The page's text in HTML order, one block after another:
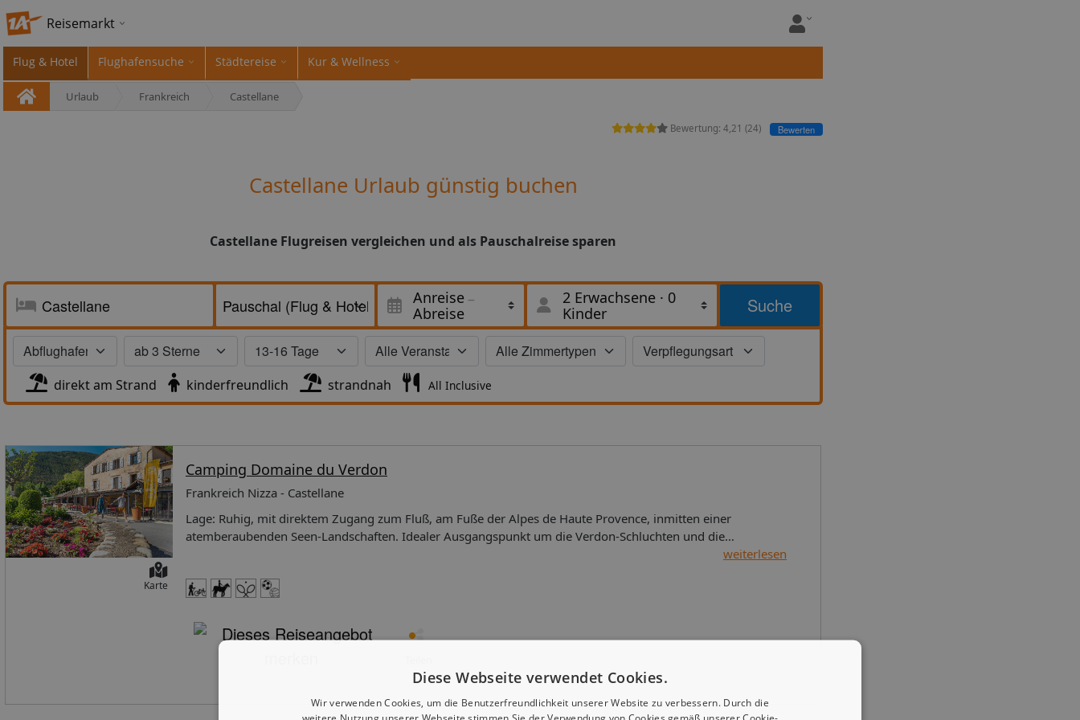
Reisemarkt
Flug & Hotel Flughafensuche Städtereise Kur & Wellness
Urlaub Frankreich Castellane
Bewertung: 4,21 (24) Bewerten
Castellane Urlaub günstig buchen
Castellane Flugreisen vergleichen und als Pauschalreise sparen
Anreise
Abreise
2 Erwachsene · 0
Kinder
Suche
direkt am Strand kinderfreundlich strandnah All Inclusive
Karte
Camping Domaine du Verdon
Frankreich Nizza - Castellane
Lage: Ruhig, mit direktem Zugang zum Fluß, am Fuße der Alpes de Haute Provence, inmitten einer
atemberaubenden Seen-Landschaften. Idealer Ausgangspunkt um die Verdon-Schluchten und die
umliegenden Seen zu entdecken. Nach Castellane ca. 2 km. Ausstattung: Rezeption mit Mietsafes, WLAN-
Kinderbecken Unterbringung: Wohnraum mit Tisch und Stühle, Küchenzeile (4 Gaskochfelder oder E-
Gartenmöbel, Liegestühlen, Wäscheständer 3-Zi.-Mobilheim** (5F): ca. 26 qm, für 1-5 Pers.,
Wohn-/Schlafraum mit Schlafcouch, 1 Zweibettzimmer (ca. 80 x 190cm) , 1 Doppelzimmer (140 x 190 cm).
(ca. 80 x 190cm) , 1 Doppelzimmer (140 x 190 cm), zusätzliche Dusche. 3-Zi.-Mobilheim*** (5H): ca. 30 qm,
für 1-5 Pers., Wohn-/Schlafraum mit Schlafcouch, 1 Zweibettzimmer (ca. 80 x 190cm) , 1 Doppelzimmer
weiterlesen
Diese Webseite verwendet Cookies.
Wir verwenden Cookies, um die Benutzerfreundlichkeit unserer Website zu verbessern. Durch die